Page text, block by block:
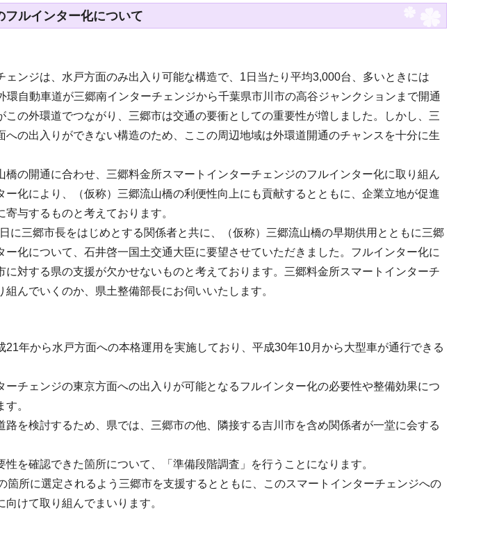
ルインター化について
ンジは、水戸方面のみ出入り可能な構造で、1日当たり平均3,000台、多いときには
自動車道が三郷南インターチェンジから千葉県市川市の高谷ジャンクションまで開通
の外環道でつながり、三郷市は交通の要衝としての重要性が増しました。しかし、三
の出入りができない構造のため、ここの周辺地域は外環道開通のチャンスを十分に生
の開通に合わせ、三郷料金所スマートインターチェンジのフルインター化に取り組ん
化により、（仮称）三郷流山橋の利便性向上にも貢献するとともに、企業立地が促進
与するものと考えております。
に三郷市長をはじめとする関係者と共に、（仮称）三郷流山橋の早期供用とともに三郷
化について、石井啓一国土交通大臣に要望させていただきました。フルインター化に
対する県の支援が欠かせないものと考えております。三郷料金所スマートインターチ
んでいくのか、県土整備部長にお伺いいたします。
年から水戸方面への本格運用を実施しており、平成30年10月から大型車が通行できる
チェンジの東京方面への出入りが可能となるフルインター化の必要性や整備効果につ
。
を検討するため、県では、三郷市の他、隣接する吉川市を含め関係者が一堂に会する
を確認できた箇所について、「準備段階調査」を行うことになります。
箇所に選定されるよう三郷市を支援するとともに、このスマートインターチェンジへの
向けて取り組んでまいります。